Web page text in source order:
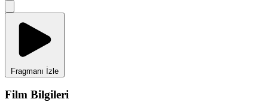
Fragmanı İzle
Film Bilgileri